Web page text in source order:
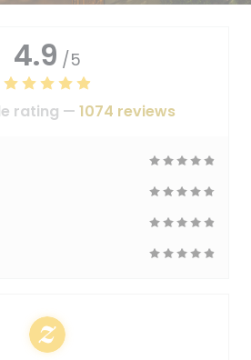
4.9 /5
rating — 1074 reviews